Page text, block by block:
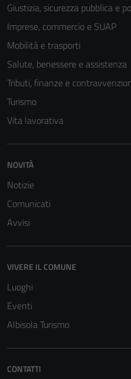
Giustizia, sicurezza pubblica e
Imprese, commercio e SUAP
Mobilità e trasporti
Salute, benessere e assistenza
Tributi, finanze e
Turismo
Vita lavorativa
NOVITÀ
Notizie
Comunicati
Avvisi
VIVERE IL COMUNE
Luoghi
Eventi
Albisola Turismo
CONTATTI